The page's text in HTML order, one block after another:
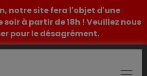
notre site fera l'objet d'une
à partir de 18h ! Veuillez nous
pour le désagrément.